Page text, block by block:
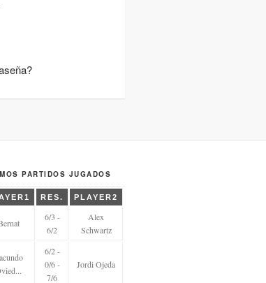
PARTIDOS JUGADOS
RES. PLAYER2
6/3 -
6/2
Alex
Schwartz
6/2 -
0/6 -
7/6
Jordi Ojeda